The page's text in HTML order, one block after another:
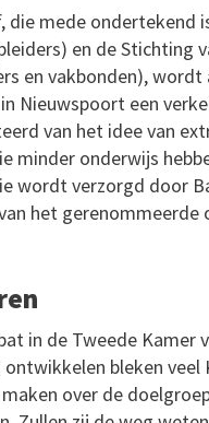
die mede ondertekend
en de Stichting
en vakbonden),
Nieuwspoort een
van het idee van
minder onderwijs
wordt verzorgd door
het gerenommeerde
in de Tweede Kamer
ontwikkelen bleken veel
over de